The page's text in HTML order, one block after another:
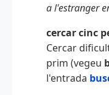
a l'estranger
cercar cinc
Cercar
prim (vegeu
l'entrada